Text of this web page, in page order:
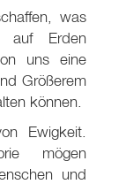
was
auf Erden
uns eine
Größerem
können.
Ewigkeit.
mögen
und